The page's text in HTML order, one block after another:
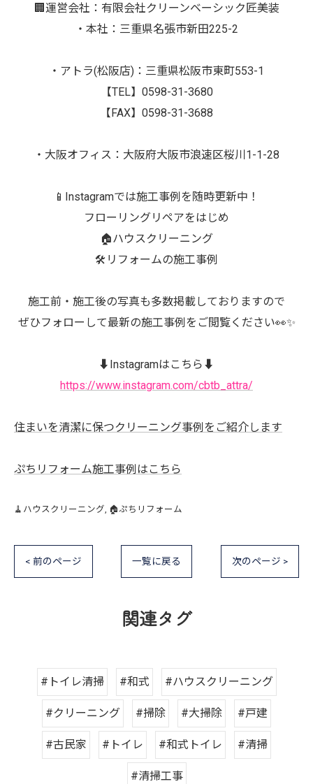
🏢運営会社：有限会社クリーンベーシック匠美装
・本社：三重県名張市新田225-2
・アトラ(松阪店)：三重県松阪市東町553-1
【TEL】0598-31-3680
【FAX】0598-31-3688
・大阪オフィス：大阪府大阪市浪速区桜川1-1-28
📱Instagramでは施工事例を随時更新中！
フローリングリペアをはじめ
🏠ハウスクリーニング
🛠️リフォームの施工事例
施工前・施工後の写真も多数掲載しておりますので
ぜひフォローして最新の施工事例をご閲覧ください👀✨
⬇️Instagramはこちら⬇️
https://www.instagram.com/cbtb_attra/
住まいを清潔に保つクリーニング事例をご紹介します
ぷちリフォーム施工事例はこちら
🧹ハウスクリーニング 🏠ぷちリフォーム
< 前のページ 一覧に戻る 次のページ >
関連タグ
#トイレ清掃 #和式 #ハウスクリーニング
#クリーニング #掃除 #大掃除 #戸建
#古民家 #トイレ #和式トイレ #清掃
#清掃工事